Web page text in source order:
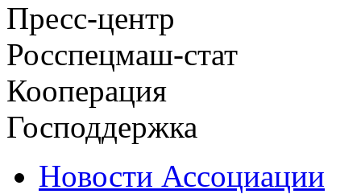
Пресс-центр
Росспецмаш-стат
Кооперация
Господдержка
Новости Ассоциации